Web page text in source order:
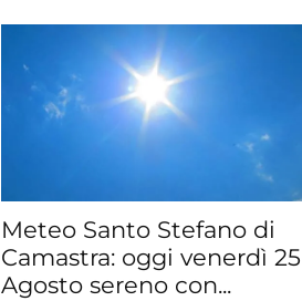
Meteo Santo Stefano di
Camastra: oggi venerdì 25
Agosto sereno con...